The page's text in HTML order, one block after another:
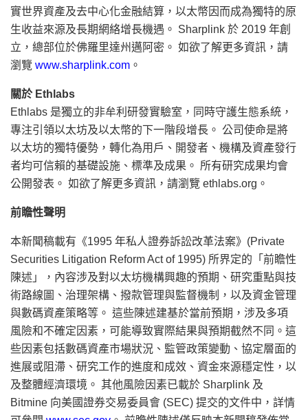
實世界資產及去中心化金融結算，以太幣因而成為獨特的原
生收益來源及長期網絡增長機遇。 Sharplink 於 2019 年創
立，總部位於佛羅里達州邁阿密。 如欲了解更多資訊，請
瀏覽 www.sharplink.com 。
關於 Ethlabs
Ethlabs 是獨立的非牟利研發實驗室，同時守護生態系統，
專注引領以太坊及以太幣的下一階段增長。 公司使命是將
以太坊的獨特優勢，轉化為用戶、開發者、機構及資產發行
者均可信賴的基礎設施、標準及成果。 所有研究成果均會
公開發表。 如欲了解更多資訊，請瀏覽 ethlabs.org。
前瞻性聲明
本新聞稿載有《1995 年私人證券訴訟改革法案》(Private
Securities Litigation Reform Act of 1995) 所界定的「前瞻性
陳述」，內容涉及對以太坊機構興趣的預期、研究重點與技
術路線圖、治理架構、撥款管理與監督機制，以及資金管理
與數碼資產策略等。 這些陳述建基於當前預期，涉及多項
風險和不確定因素，可能導致實際結果與預期截然不同。這
些因素包括數碼資產市場狀況、監管政策變動、協定層面的
進展或阻滯、研究工作的進度和成效、資金來源穩定性，以
及整體經濟環境。 其他風險因素已載於 Sharplink 及
Bitmine 向美國證券交易委員會 (SEC) 提交的文件中，詳情